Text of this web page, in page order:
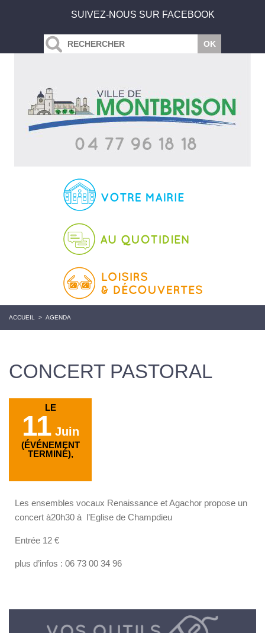
SUIVEZ-NOUS SUR FACEBOOK
ACCUEIL > AGENDA
CONCERT PASTORAL
LE
11 Juin
(ÉVÉNEMENT
TERMINÉ),
Les ensembles vocaux Renaissance et Agachor propose un
concert à20h30 à l’Eglise de Champdieu
Entrée 12 €
plus d’infos : 06 73 00 34 96